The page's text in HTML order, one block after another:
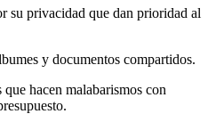
su privacidad que dan prioridad al
y documentos compartidos.
hacen malabarismos con